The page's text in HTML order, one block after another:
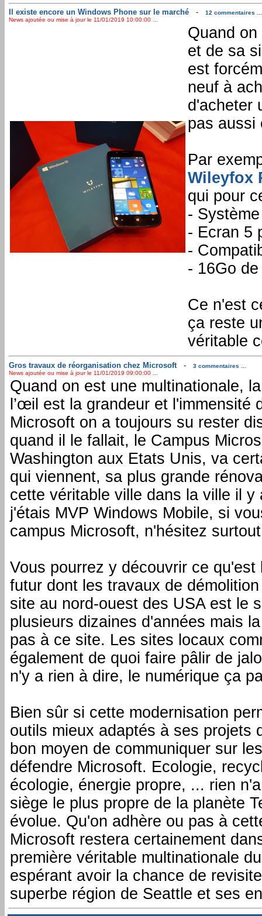
Il existe encore un Windows Phone sur le marché -
12 commentaires ...
News ajoutée ou mise à jour le 11/01/2019 10:00:00 ...
Quand
et de sa
est
neuf à
d'acheter
pas aussi
Par
Wileyfox
qui pour
-
- Ecran 5
-
- 16Go
Ce n'est
ça reste
véritable
Gros travaux de réorganisation chez Microsoft -
3 commentaires ...
News ajoutée ou mise à jour le 11/01/2019 09:00:00 ...
Quand on est une multinationale,
l’œil est la grandeur et l'immensité
Microsoft on a toujours su rester
quand il le fallait, le Campus
Washington aux Etats Unis, va
qui viennent, sa plus grande
cette véritable ville dans la ville il
j'étais MVP Windows Mobile, si
campus Microsoft, n'hésitez
Vous pourrez y découvrir ce
futur dont les travaux de
site au nord-ouest des USA est le
plusieurs dizaines d'années mais
pas à ce site. Les sites locaux
également de quoi faire pâlir de
n'y a rien à dire, le numérique ça
Bien sûr si cette modernisation
outils mieux adaptés à ses projets
bon moyen de communiquer sur
défendre Microsoft. Ecologie,
écologie, énergie propre, ... rien
siège le plus propre de la planète
évolue. Qu'on adhère ou pas à
Microsoft restera certainement
première véritable multinationale
espérant avoir la chance de
superbe région de Seattle et ses